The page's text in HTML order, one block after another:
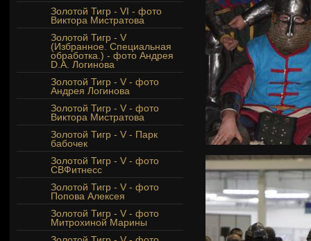
Золотой Тигр - VI - фото
Виктора Мистратова
Золотой Тигр - V
(Избранное. Специальная
обработка.) - фото Андрея
D.A. Логинова
Золотой Тигр - V - фото
Андрея Логинова
Золотой Тигр - V - фото
Виктора Мистратова
Золотой Тигр - V - Парк
бабочек
Золотой Тигр - V - фото
СВФитнесс
Золотой Тигр - V - фото
Попова Алексея
Золотой Тигр - V - фото
Митрохиной Марины